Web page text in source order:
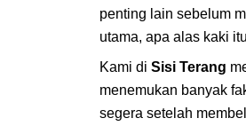
penting lain sebelum
utama, apa alas kaki
Kami di Sisi Terang
menemukan banyak
segera setelah